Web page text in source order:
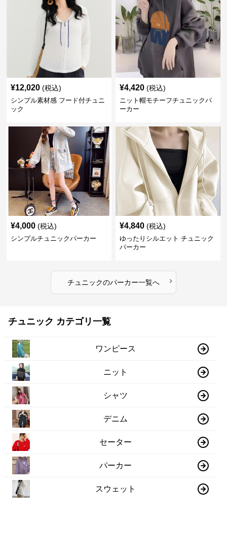
¥12,020 (税込)
シンプル素材感 フード付チュニ
ック
¥4,420 (税込)
ニット帽モチーフチュニックパ
ーカー
¥4,000 (税込)
シンプルチュニックパーカー
¥4,840 (税込)
ゆったりシルエット チュニック
パーカー
チュニックのパーカー一覧へ ›
チュニック カテゴリ一覧
ワンピース
ニット
シャツ
デニム
セーター
パーカー
スウェット